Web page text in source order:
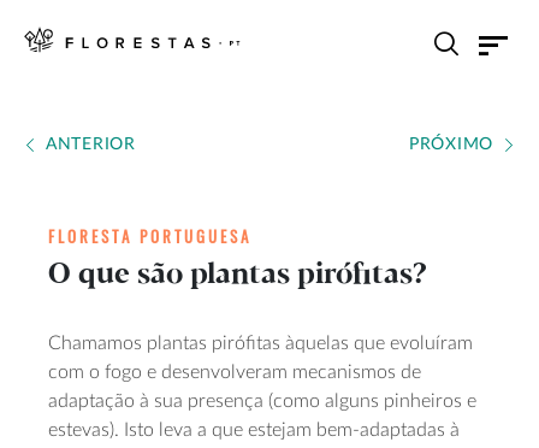
ANTERIOR PRÓXIMO
FLORESTA PORTUGUESA
O que são plantas pirófitas?
Chamamos plantas pirófitas àquelas que evoluíram
com o fogo e desenvolveram mecanismos de
adaptação à sua presença (como alguns pinheiros e
estevas). Isto leva a que estejam bem-adaptadas à